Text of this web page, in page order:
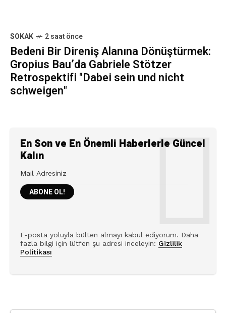
SOKAK 2 saat önce
Bedeni Bir Direniş Alanına Dönüştürmek:
Gropius Bau’da Gabriele Stötzer
Retrospektifi "Dabei sein und nicht
schweigen"
En Son ve En Önemli Haberlerle Güncel
Kalın
E-posta yoluyla bülten almayı kabul ediyorum. Daha
fazla bilgi için lütfen şu adresi inceleyin: Gizlilik
Politikası